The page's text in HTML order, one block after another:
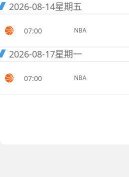
2026-08-14星期五
07:00 NBA
2026-08-17星期一
07:00 NBA